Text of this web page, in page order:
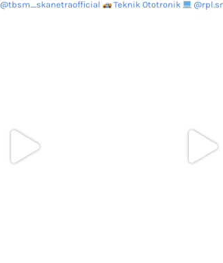
@tbsm_skanetraofficial Teknik Ototronik